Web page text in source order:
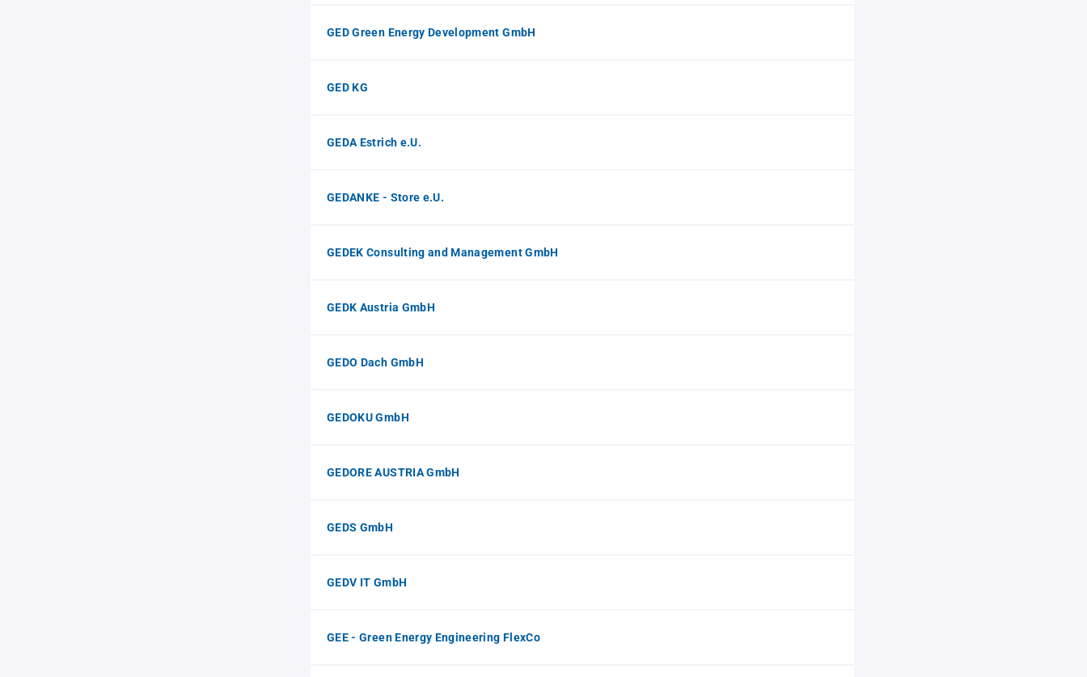
GED Green Energy Development GmbH
GED KG
GEDA Estrich e.U.
GEDANKE - Store e.U.
GEDEK Consulting and Management GmbH
GEDK Austria GmbH
GEDO Dach GmbH
GEDOKU GmbH
GEDORE AUSTRIA GmbH
GEDS GmbH
GEDV IT GmbH
GEE - Green Energy Engineering FlexCo